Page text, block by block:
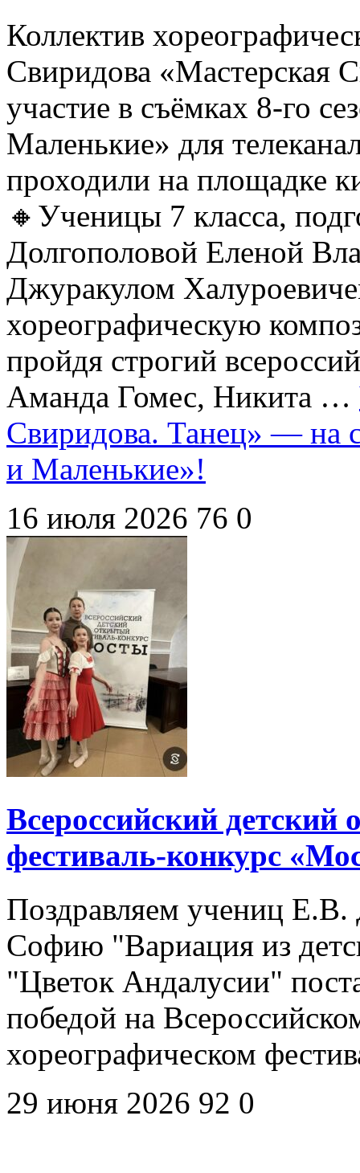
Коллектив
Свиридова «Мастерская
участие в съёмках 8-го
Маленькие» для
проходили на площадке
🔸Ученицы 7 класса,
Долгополовой Еленой
Джуракулом
хореографическую
пройдя строгий
Аманда Гомес, Никита …
Свиридова. Танец» — на
и Маленькие»!
16 июля 2026 76 0
Всероссийский
фестиваль-конкурс
Поздравляем учениц Е.В.
Софию "Вариация из
"Цветок Андалусии"
победой на
хореографическом
29 июня 2026 92 0